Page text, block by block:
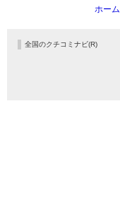
ホーム
全国のクチコミナビ(R)